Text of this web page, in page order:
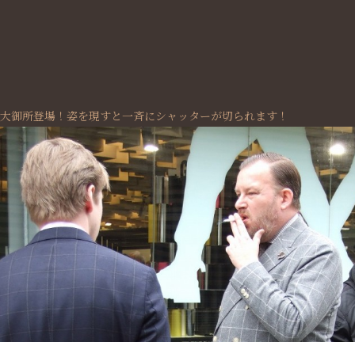
大御所登場！姿を現すと一斉にシャッターが切られます！